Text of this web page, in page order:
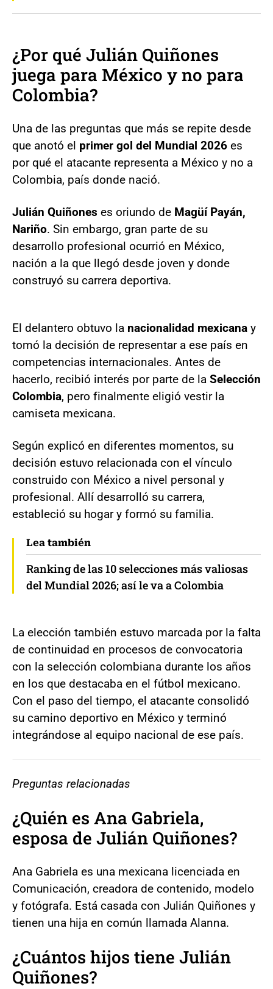
¿Por qué Julián Quiñones
juega para México y no para
Colombia?
Una de las preguntas que más se repite desde
que anotó el primer gol del Mundial 2026 es
por qué el atacante representa a México y no a
Colombia, país donde nació.
Julián Quiñones es oriundo de Magüí Payán,
Nariño. Sin embargo, gran parte de su
desarrollo profesional ocurrió en México,
nación a la que llegó desde joven y donde
construyó su carrera deportiva.
El delantero obtuvo la nacionalidad mexicana y
tomó la decisión de representar a ese país en
competencias internacionales. Antes de
hacerlo, recibió interés por parte de la Selección
Colombia, pero finalmente eligió vestir la
camiseta mexicana.
Según explicó en diferentes momentos, su
decisión estuvo relacionada con el vínculo
construido con México a nivel personal y
profesional. Allí desarrolló su carrera,
estableció su hogar y formó su familia.
Lea también
Ranking de las 10 selecciones más valiosas
del Mundial 2026; así le va a Colombia
La elección también estuvo marcada por la falta
de continuidad en procesos de convocatoria
con la selección colombiana durante los años
en los que destacaba en el fútbol mexicano.
Con el paso del tiempo, el atacante consolidó
su camino deportivo en México y terminó
integrándose al equipo nacional de ese país.
Preguntas relacionadas
¿Quién es Ana Gabriela,
esposa de Julián Quiñones?
Ana Gabriela es una mexicana licenciada en
Comunicación, creadora de contenido, modelo
y fotógrafa. Está casada con Julián Quiñones y
tienen una hija en común llamada Alanna.
¿Cuántos hijos tiene Julián
Quiñones?